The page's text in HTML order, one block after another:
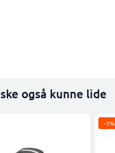
også kunne lide
-5%